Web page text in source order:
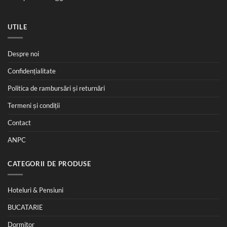
UTILE
Despre noi
Confidențialitate
Politica de rambursări și returnări
Termeni și condiții
Contact
ANPC
CATEGORII DE PRODUSE
Hoteluri & Pensiuni
BUCATARIE
Dormitor